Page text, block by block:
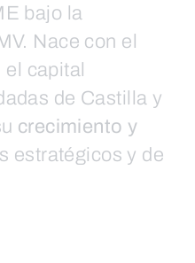
bajo la
Nace con el
el capital
de Castilla y
crecimiento y
estratégicos y de